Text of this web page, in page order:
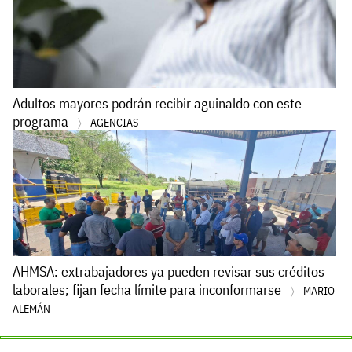
Adultos mayores podrán recibir aguinaldo con este
programa
AGENCIAS
AHMSA: extrabajadores ya pueden revisar sus créditos
laborales; fijan fecha límite para inconformarse
MARIO
ALEMÁN